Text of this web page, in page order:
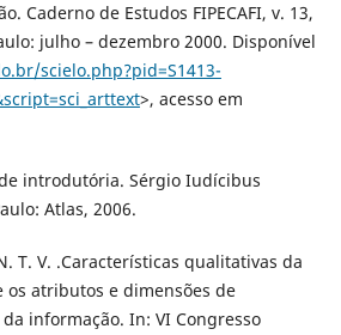
Caderno de Estudos FIPECAFI, v. 13,
julho – dezembro 2000. Disponível
scielo.php?pid=S1413-
>, acesso em
introdutória. Sérgio Iudícibus
Atlas, 2006.
T. V. .Características qualitativas da
os atributos e dimensões de
informação. In: VI Congresso